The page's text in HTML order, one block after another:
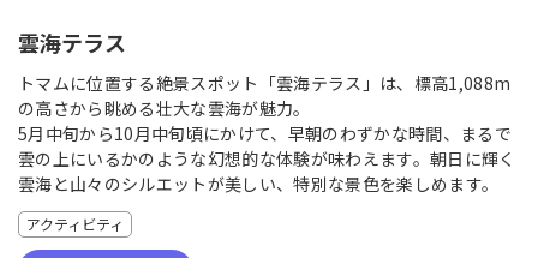
雲海テラス
トマムに位置する絶景スポット「雲海テラス」は、標高1,088m
の高さから眺める壮大な雲海が魅力。
5月中旬から10月中旬頃にかけて、早朝のわずかな時間、まるで
雲の上にいるかのような幻想的な体験が味わえます。朝日に輝く
雲海と山々のシルエットが美しい、特別な景色を楽しめます。
アクティビティ